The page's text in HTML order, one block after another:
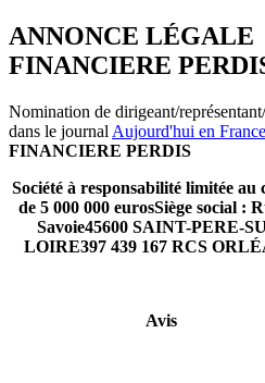
ANNONCE LÉGALE
FINANCIERE
Nomination de dirigeant/
dans le journal Aujourd'hui en
FINANCIERE PERDIS
Société à responsabilité limitée au
de 5 000 000 eurosSiège social :
Savoie45600 SAINT-PERE-
LOIRE397 439 167 RCS
Avis